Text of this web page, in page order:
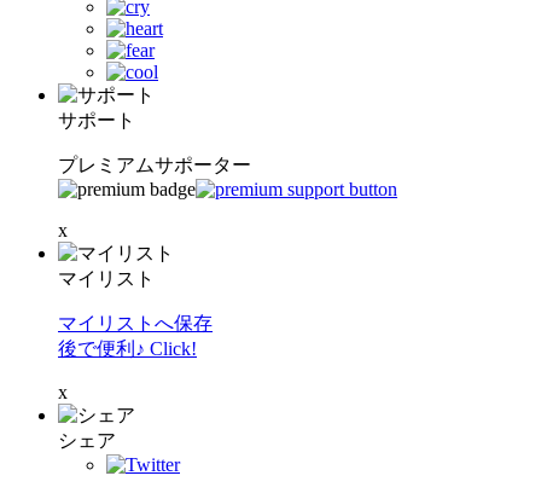
サポート
プレミアムサポーター
x
マイリスト
マイリストへ保存
後で便利♪ Click!
x
シェア